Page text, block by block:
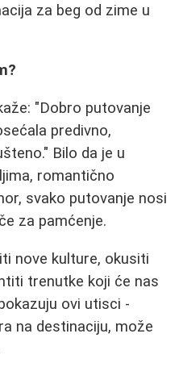
za beg od zime u
"Dobro putovanje
predivno,
Bilo da je u
romantično
svako putovanje nosi
za pamćenje.
nove kulture, okusiti
trenutke koji će nas
ovi utisci -
na destinaciju, može